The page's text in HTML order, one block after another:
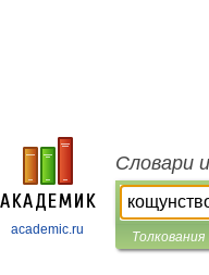
academic.ru
Словари
Толкования